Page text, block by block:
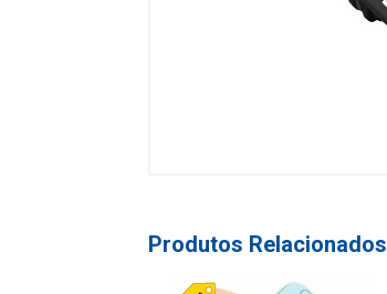
Produtos Relacionados